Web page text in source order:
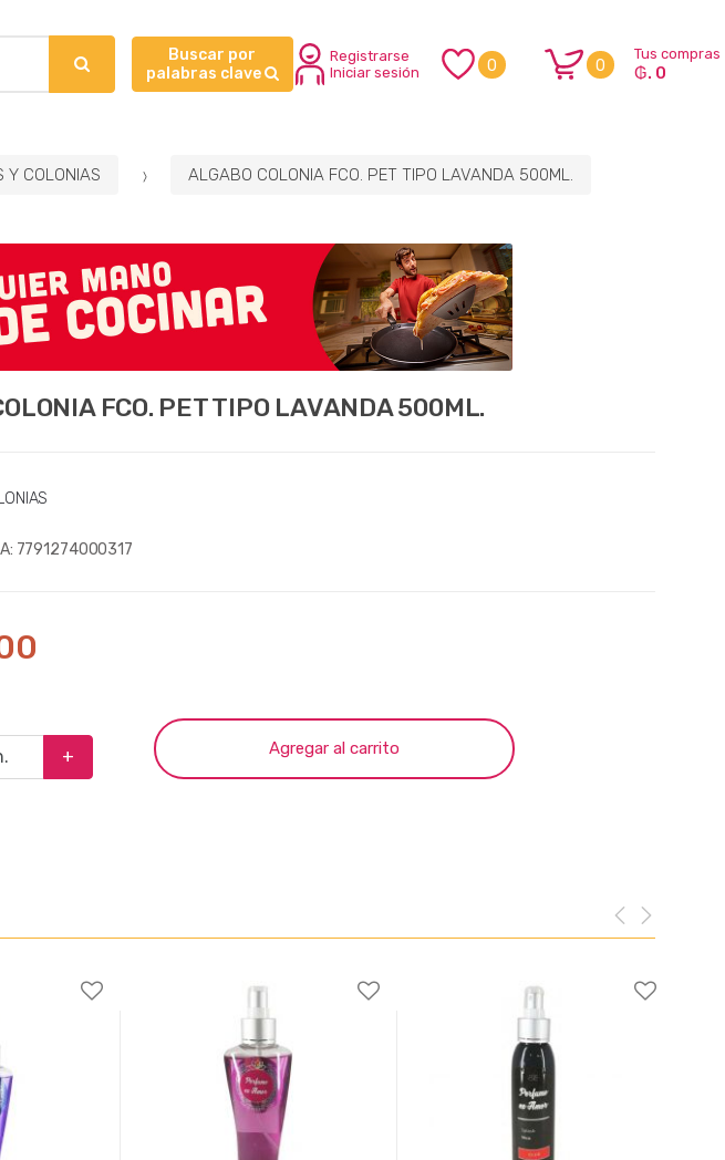
Buscar por
palabras clave
Registrarse
Iniciar sesión
0 0
Tus compras
₲. 0
Y COLONIAS ALGABO COLONIA FCO. PET TIPO LAVANDA 500ML.
FCO. PET TIPO LAVANDA 500ML.
7791274000317
+ Agregar al carrito